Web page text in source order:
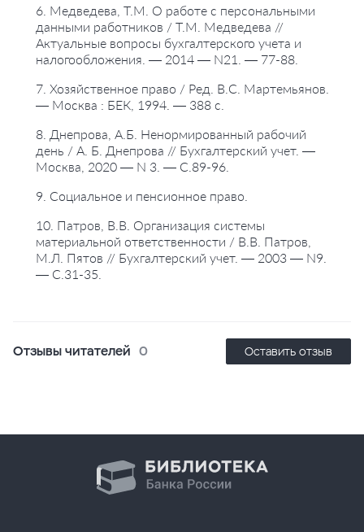
6. Медведева, Т.М. О работе с персональными
данными работников / Т.М. Медведева //
Актуальные вопросы бухгалтерского учета и
налогообложения. — 2014 — N21. — 77-88.
7. Хозяйственное право / Ред. В.С. Мартемьянов.
— Москва : БЕК, 1994. — 388 с.
8. Днепрова, А.Б. Ненормированный рабочий
день / А. Б. Днепрова // Бухгалтерский учет. —
Москва, 2020 — N 3. — С.89-96.
9. Социальное и пенсионное право.
10. Патров, В.В. Организация системы
материальной ответственности / В.В. Патров,
М.Л. Пятов // Бухгалтерский учет. — 2003 — N9.
— С.31-35.
Отзывы читателей 0 Оставить отзыв